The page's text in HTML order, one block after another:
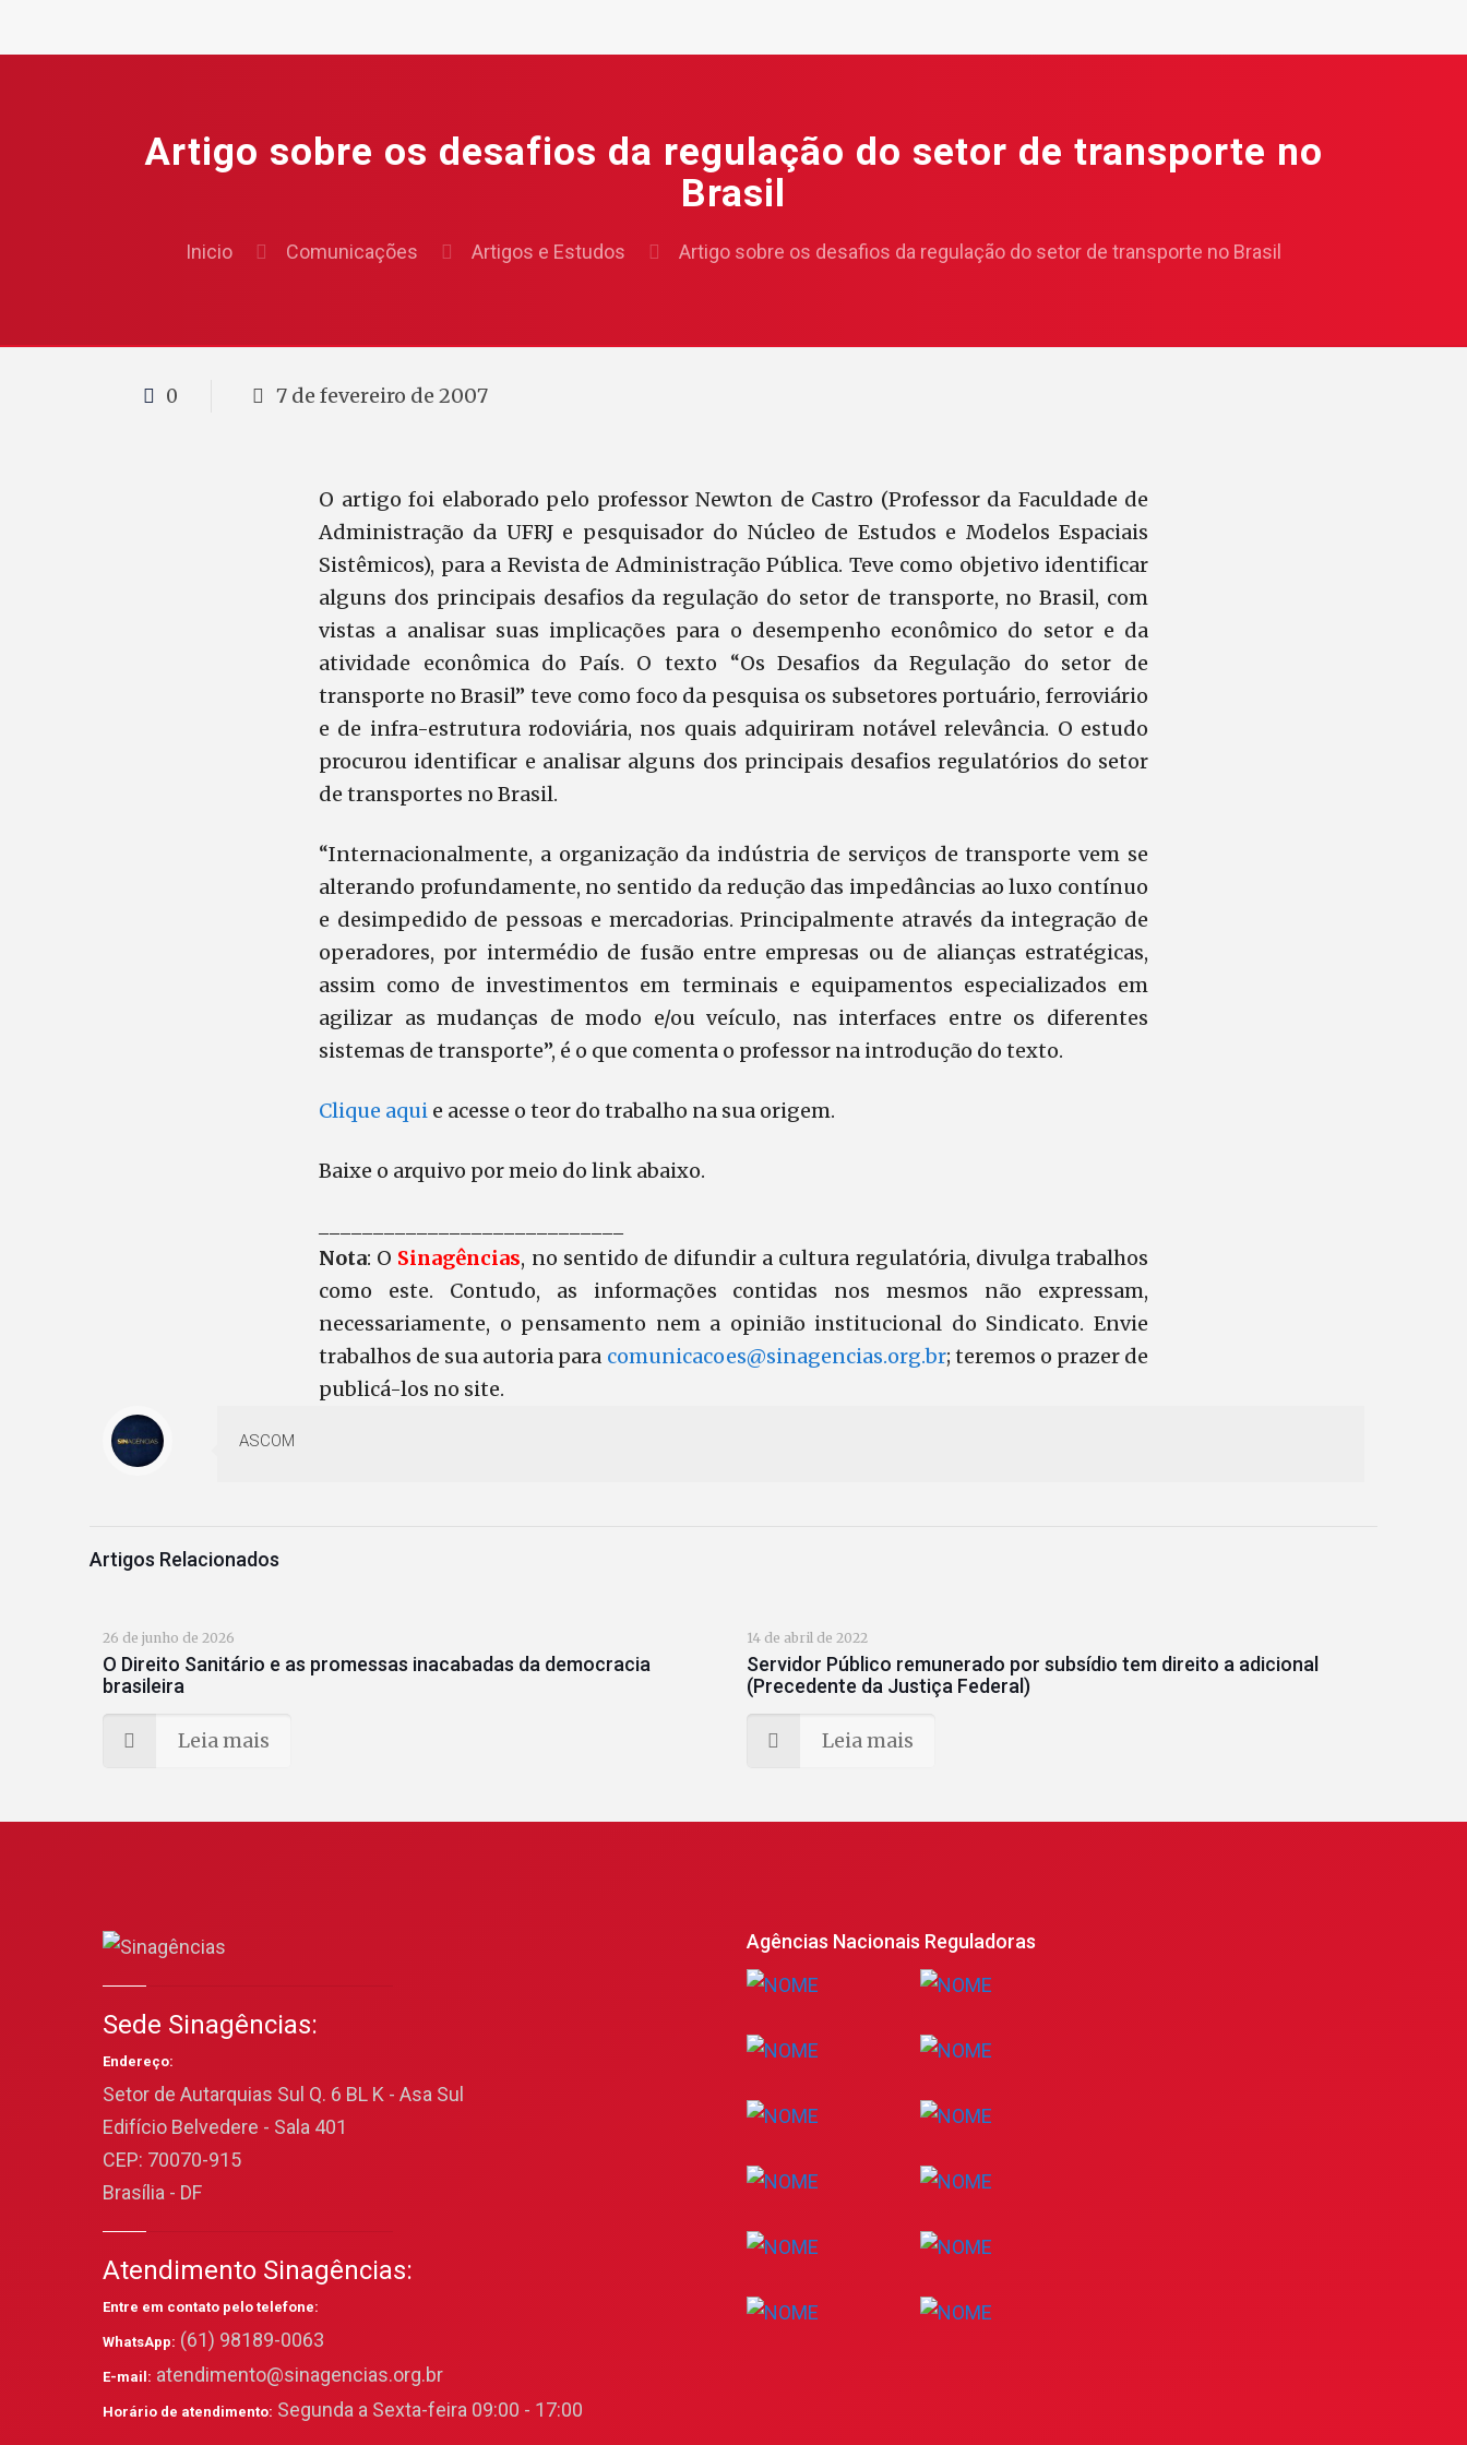
Artigo sobre os desafios da regulação do setor de transporte no
Brasil
Inicio Comunicações Artigos e Estudos Artigo sobre os desafios da regulação do setor de transporte no Brasil
0 7 de fevereiro de 2007
O artigo foi elaborado pelo professor Newton de Castro (Professor da Faculdade de
Administração da UFRJ e pesquisador do Núcleo de Estudos e Modelos Espaciais
Sistêmicos), para a Revista de Administração Pública. Teve como objetivo identificar
alguns dos principais desafios da regulação do setor de transporte, no Brasil, com
vistas a analisar suas implicações para o desempenho econômico do setor e da
atividade econômica do País. O texto “Os Desafios da Regulação do setor de
transporte no Brasil” teve como foco da pesquisa os subsetores portuário, ferroviário
e de infra-estrutura rodoviária, nos quais adquiriram notável relevância. O estudo
procurou identificar e analisar alguns dos principais desafios regulatórios do setor
de transportes no Brasil.
“Internacionalmente, a organização da indústria de serviços de transporte vem se
alterando profundamente, no sentido da redução das impedâncias ao luxo contínuo
e desimpedido de pessoas e mercadorias. Principalmente através da integração de
operadores, por intermédio de fusão entre empresas ou de alianças estratégicas,
assim como de investimentos em terminais e equipamentos especializados em
agilizar as mudanças de modo e/ou veículo, nas interfaces entre os diferentes
sistemas de transporte”, é o que comenta o professor na introdução do texto.
Clique aqui e acesse o teor do trabalho na sua origem.
Baixe o arquivo por meio do link abaixo.
Nota: O Sinagências, no sentido de difundir a cultura regulatória, divulga trabalhos
como este. Contudo, as informações contidas nos mesmos não expressam,
necessariamente, o pensamento nem a opinião institucional do Sindicato. Envie
trabalhos de sua autoria para comunicacoes@sinagencias.org.br; teremos o prazer de
publicá-los no site.
ASCOM
Artigos Relacionados
26 de junho de 2026
O Direito Sanitário e as promessas inacabadas da democracia
brasileira
Leia mais
14 de abril de 2022
Servidor Público remunerado por subsídio tem direito a adicional
(Precedente da Justiça Federal)
Leia mais
Sede Sinagências:
Endereço:
Setor de Autarquias Sul Q. 6 BL K - Asa Sul
Edifício Belvedere - Sala 401
CEP: 70070-915
Brasília - DF
Atendimento Sinagências:
Entre em contato pelo telefone:
WhatsApp: (61) 98189-0063
E-mail: atendimento@sinagencias.org.br
Horário de atendimento: Segunda a Sexta-feira 09:00 - 17:00
Agências Nacionais Reguladoras